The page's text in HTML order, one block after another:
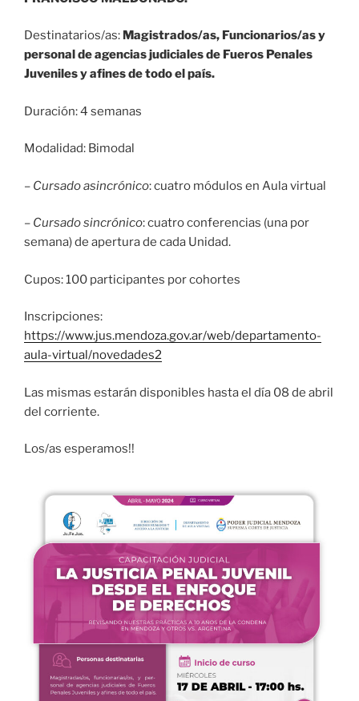
Destinatarios/as: Magistrados/as, Funcionarios/as y
personal de agencias judiciales de Fueros Penales
Juveniles y afines de todo el país.
Duración: 4 semanas
Modalidad: Bimodal
– Cursado asincrónico: cuatro módulos en Aula virtual
– Cursado sincrónico: cuatro conferencias (una por
semana) de apertura de cada Unidad.
Cupos: 100 participantes por cohortes
Inscripciones:
https://www.jus.mendoza.gov.ar/web/departamento-
aula-virtual/novedades2
Las mismas estarán disponibles hasta el día 08 de abril
del corriente.
Los/as esperamos!!